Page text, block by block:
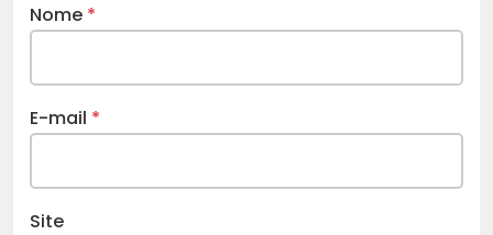
Nome *
E-mail *
Site